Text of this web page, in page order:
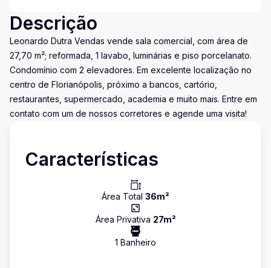
Descrição
Leonardo Dutra Vendas vende sala comercial, com área de
27,70 m²; reformada, 1 lavabo, luminárias e piso porcelanato.
Condomínio com 2 elevadores. Em excelente localização no
centro de Florianópolis, próximo a bancos, cartório,
restaurantes, supermercado, academia e muito mais. Entre em
contato com um de nossos corretores e agende uma visita!
Características
Área Total 36m²
Área Privativa 27m²
1 Banheiro